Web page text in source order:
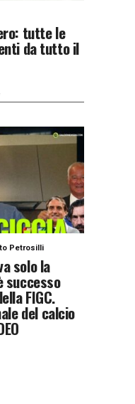
tutte le
da tutto il
Petrosilli
solo la
successo
FIGC.
del calcio